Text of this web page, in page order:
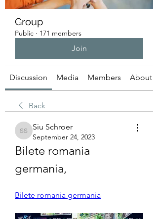
Group
Public · 171 members
Join
Discussion Media Members About
Back
Siu Schroer
Siu Schroer
September 24, 2023
Bilete romania
germania,
Bilete romania germania